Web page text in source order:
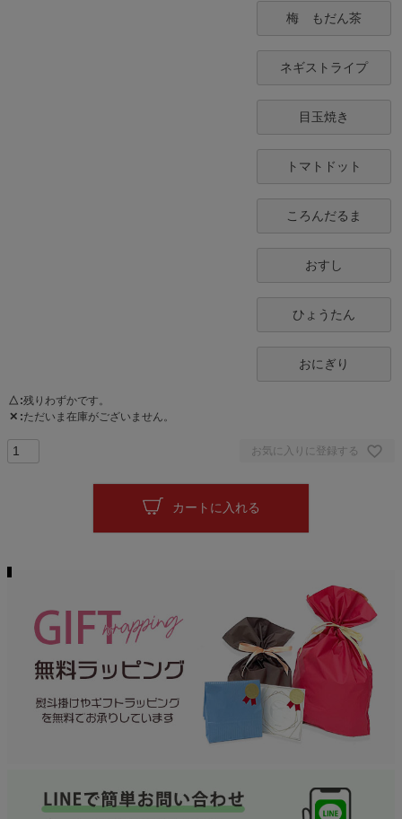
梅 もだん茶
ネギストライプ
目玉焼き
トマトドット
ころんだるま
おすし
ひょうたん
おにぎり
△ 残りわずかです。
✕ ただいま在庫がございません。
お気に入りに登録する
カートに入れる